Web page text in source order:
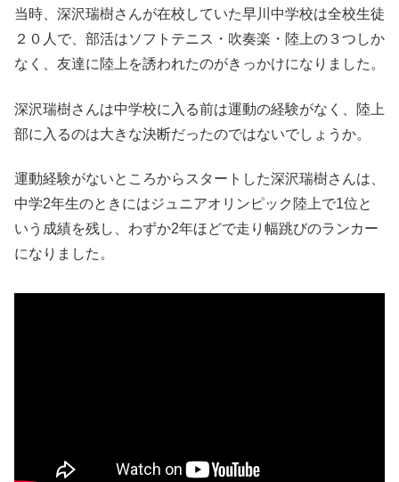
当時、深沢瑞樹さんが在校していた早川中学校は全校生徒
２０人で、部活はソフトテニス・吹奏楽・陸上の３つしか
なく、友達に陸上を誘われたのがきっかけになりました。
深沢瑞樹さんは中学校に入る前は運動の経験がなく、陸上
部に入るのは大きな決断だったのではないでしょうか。
運動経験がないところからスタートした深沢瑞樹さんは、
中学2年生のときにはジュニアオリンピック陸上で1位と
いう成績を残し、わずか2年ほどで走り幅跳びのランカー
になりました。